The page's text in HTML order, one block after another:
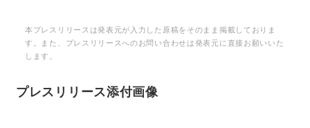
本プレスリリースは発表元が入力した原稿をそのまま掲載しておりま
す。また、プレスリリースへのお問い合わせは発表元に直接お願いいた
します。
プレスリリース添付画像